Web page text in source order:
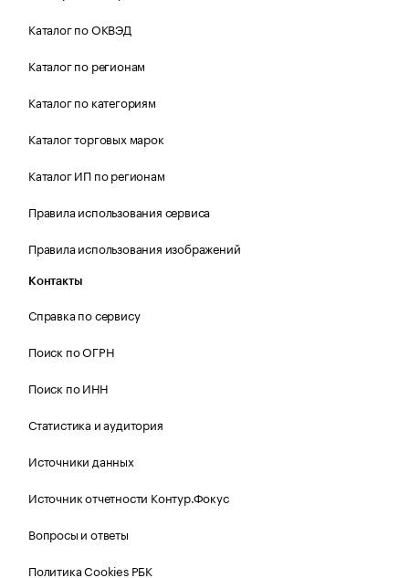
Каталог по ОКВЭД
Каталог по регионам
Каталог по категориям
Каталог торговых марок
Каталог ИП по регионам
Правила использования сервиса
Правила использования изображений
Контакты
Справка по сервису
Поиск по ОГРН
Поиск по ИНН
Статистика и аудитория
Источники данных
Источник отчетности Контур.Фокус
Вопросы и ответы
Политика Cookies РБК